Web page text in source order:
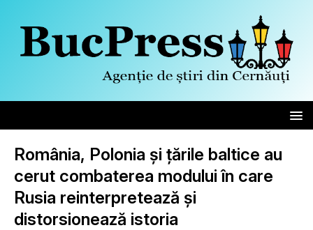
România, Polonia și țările baltice au
cerut combaterea modului în care
Rusia reinterpretează și
distorsionează istoria